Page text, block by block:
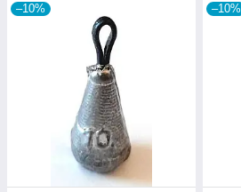
–10% –10%